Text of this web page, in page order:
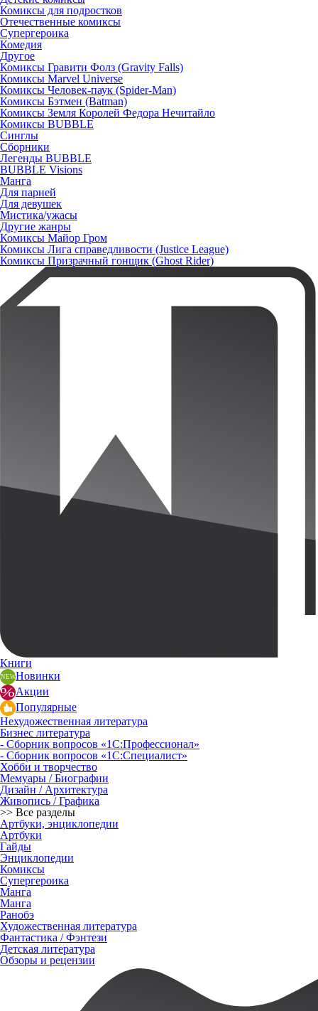
Комиксы для подростков
Отечественные комиксы
Супергероика
Комедия
Другое
Комиксы Гравити Фолз (Gravity Falls)
Комиксы Marvel Universe
Комиксы Человек-паук (Spider-Man)
Комиксы Бэтмен (Batman)
Комиксы Земля Королей Федора Нечитайло
Комиксы BUBBLE
Синглы
Сборники
Легенды BUBBLE
BUBBLE Visions
Манга
Для парней
Для девушек
Мистика/ужасы
Другие жанры
Комиксы Майор Гром
Комиксы Лига справедливости (Justice League)
Комиксы Призрачный гонщик (Ghost Rider)
Книги
Новинки
Акции
Популярные
Нехудожественная литература
Бизнес литература
- Сборник вопросов «1С:Профессионал»
- Сборник вопросов «1С:Специалист»
Хобби и творчество
Мемуары / Биографии
Дизайн / Архитектура
Живопись / Графика
>> Все разделы
Артбуки, энциклопедии
Артбуки
Гайды
Энциклопедии
Комиксы
Супергероика
Манга
Манга
Ранобэ
Художественная литература
Фантастика / Фэнтези
Детская литература
Обзоры и рецензии